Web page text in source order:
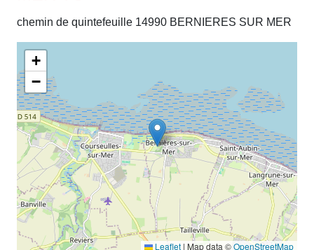
chemin de quintefeuille 14990 BERNIERES SUR MER
+
−
Leaflet | Map data ©OpenStreetMap